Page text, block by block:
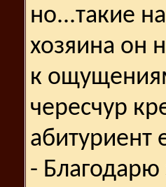
но...такие
хозяина он
к
чересчур
абитуриент
- Благодарю